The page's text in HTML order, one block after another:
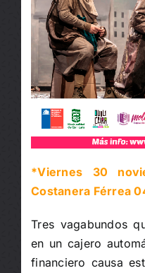
*Viernes 30
Costanera Férrea
Tres vagabundos
en un cajero
financiero causa